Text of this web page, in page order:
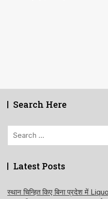
Search Here
Latest Posts
स्थान चिन्हित किए बिना प्रदेश में